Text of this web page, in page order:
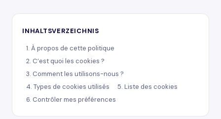
INHALTSVERZEICHNIS
1. À propos de cette politique
2. C’est quoi les cookies ?
3. Comment les utilisons-nous ?
4. Types de cookies utilisés
5. Liste des cookies
6. Contrôler mes préférences